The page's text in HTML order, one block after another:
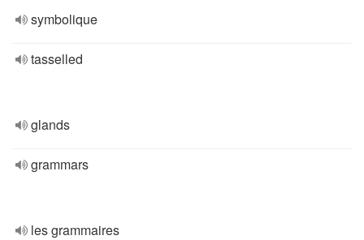
symbolique
tasselled
glands
grammars
les grammaires